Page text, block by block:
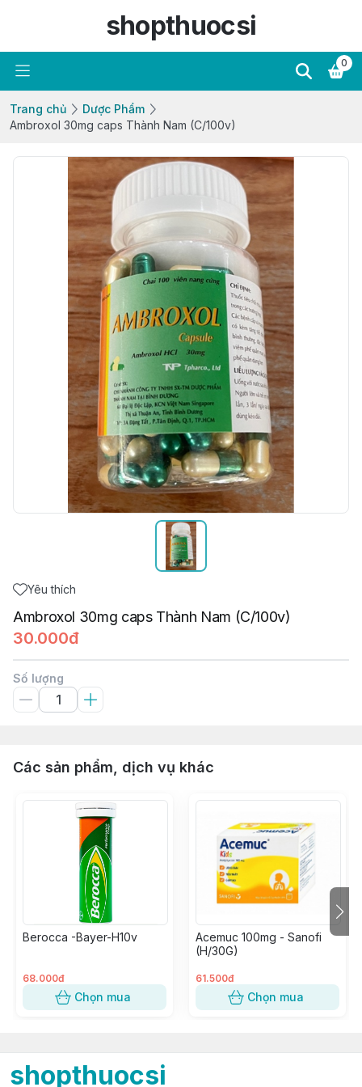
shopthuocsi
0
Trang chủ
Dược Phẩm
Ambroxol 30mg caps Thành Nam (C/100v)
Yêu thích
Ambroxol 30mg caps Thành Nam (C/100v)
30.000đ
Số lượng
Các sản phẩm, dịch vụ khác
Berocca -Bayer-H10v
68.000đ
Chọn mua
Acemuc 100mg - Sanofi
(H/30G)
61.500đ
Chọn mua
shopthuocsi